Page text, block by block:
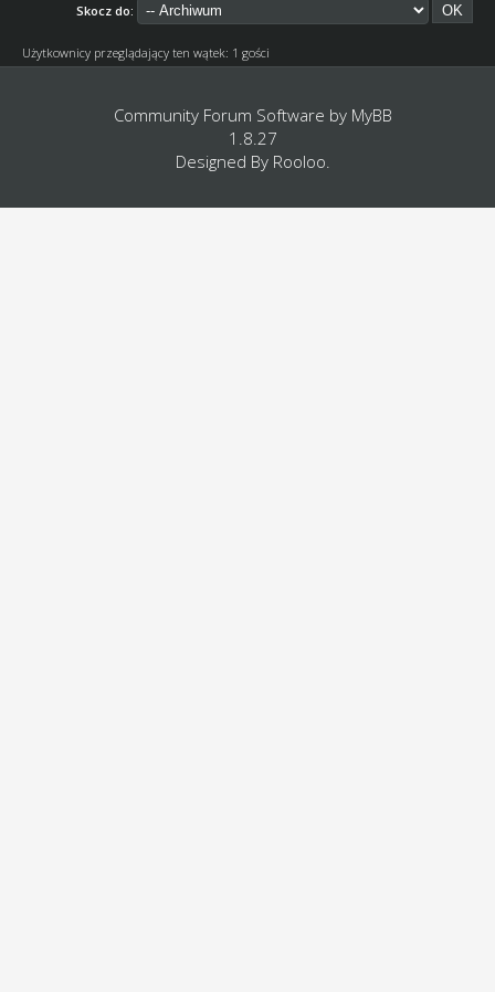
Skocz do:
Użytkownicy przeglądający ten wątek: 1 gości
Community Forum Software by MyBB
1.8.27
Designed By Rooloo